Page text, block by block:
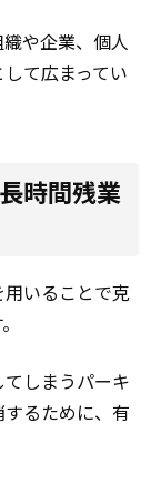
や企業、個人
て広まってい
時間残業
いることで克
しまうパーキ
るために、有